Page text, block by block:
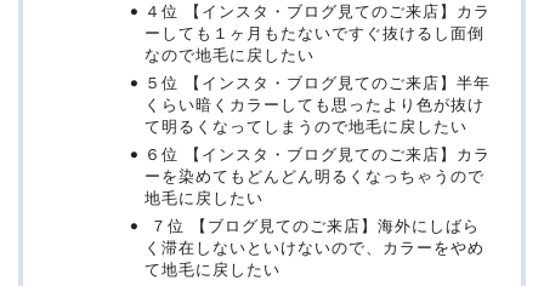
４位 【インスタ・ブログ見てのご来店】カラ
ーしても１ヶ月もたないですぐ抜けるし面倒
なので地毛に戻したい
５位 【インスタ・ブログ見てのご来店】半年
くらい暗くカラーしても思ったより色が抜け
て明るくなってしまうので地毛に戻したい
６位 【インスタ・ブログ見てのご来店】カラ
ーを染めてもどんどん明るくなっちゃうので
地毛に戻したい
７位 【ブログ見てのご来店】海外にしばら
く滞在しないといけないので、カラーをやめ
て地毛に戻したい